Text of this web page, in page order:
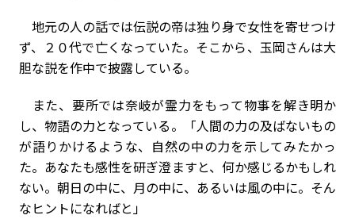
地元の人の話では伝説の帝は独り身で女性を寄せつけ
ず、２０代で亡くなっていた。そこから、玉岡さんは大
胆な説を作中で披露している。
また、要所では奈岐が霊力をもって物事を解き明か
し、物語の力となっている。「人間の力の及ばないもの
が語りかけるような、自然の中の力を示してみたかっ
た。あなたも感性を研ぎ澄ますと、何か感じるかもしれ
ない。朝日の中に、月の中に、あるいは風の中に。そん
なヒントになればと」